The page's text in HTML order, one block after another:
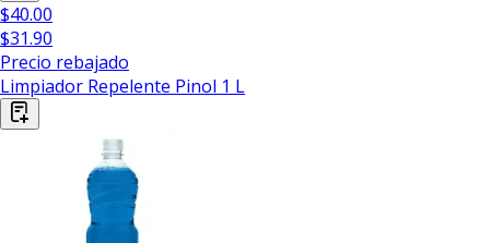
$40.00
$31.90
Precio rebajado
Limpiador Repelente Pinol 1 L